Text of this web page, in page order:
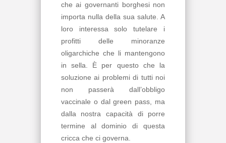
che ai governanti borghesi non
importa nulla della sua salute. A
loro interessa solo tutelare i
profitti delle minoranze
oligarchiche che li mantengono
in sella. È per questo che la
soluzione ai problemi di tutti noi
non passerà dall’obbligo
vaccinale o dal green pass, ma
dalla nostra capacità di porre
termine al dominio di questa
cricca che ci governa.